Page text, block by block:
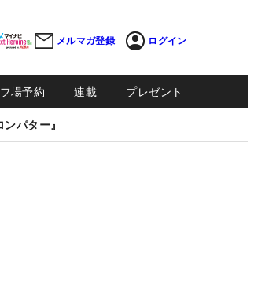
メルマガ登録 ログイン
場予約 連載 プレゼント
パター』